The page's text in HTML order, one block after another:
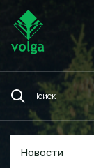
Поиск
Новости